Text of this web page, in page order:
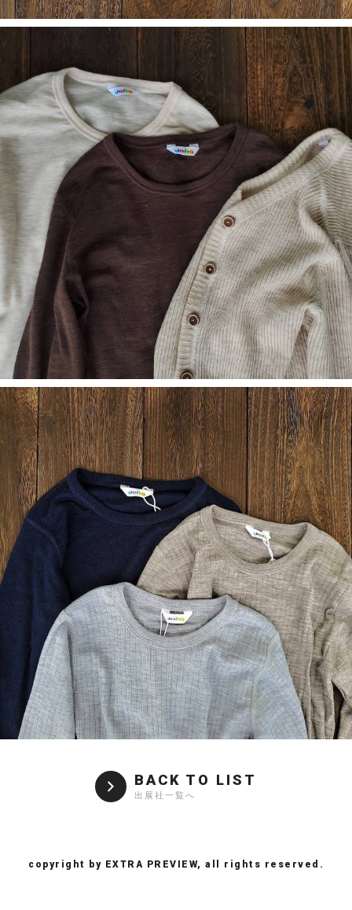
BACK TO LIST
出展社一覧へ
copyright by EXTRA PREVIEW, all rights reserved.